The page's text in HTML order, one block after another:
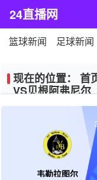
24直播网
篮球新闻 足球新闻
现在的位置： 首
VS贝根阿弗尼尔
韦勒拉图尔